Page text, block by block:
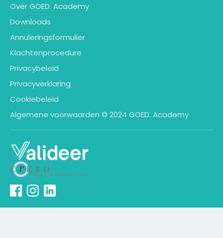
Over GOED. Academy
Downloads
Annuleringsformulier
Klachtenprocedure
Privacybeleid
Privacyverklaring
Cookiebeleid
Algemene voorwaarden © 2024 GOED. Academy